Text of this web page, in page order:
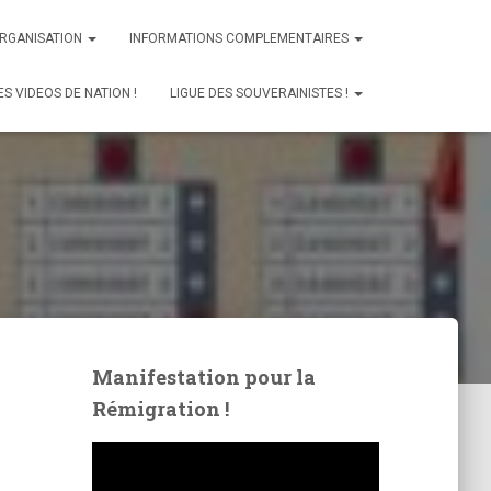
INFORMATIONS COMPLEMENTAIRES
VIDEOS DE NATION ! LIGUE DES SOUVERAINISTES !
Manifestation pour la
Rémigration !